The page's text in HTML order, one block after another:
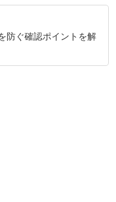
防ぐ確認ポイントを解